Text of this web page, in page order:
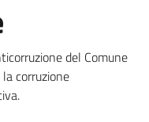
del Comune
corruzione